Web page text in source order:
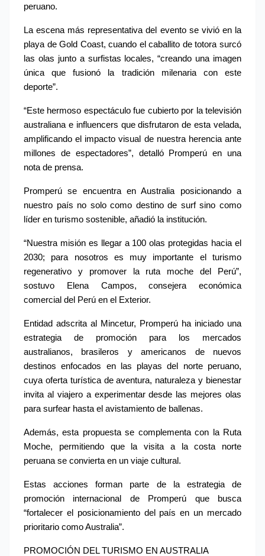
peruano.
La escena más representativa del evento se vivió en la
playa de Gold Coast, cuando el caballito de totora surcó
las olas junto a surfistas locales, “creando una imagen
única que fusionó la tradición milenaria con este
deporte”.
“Este hermoso espectáculo fue cubierto por la televisión
australiana e influencers que disfrutaron de esta velada,
amplificando el impacto visual de nuestra herencia ante
millones de espectadores”, detalló Promperú en una
nota de prensa.
Promperú se encuentra en Australia posicionando a
nuestro país no solo como destino de surf sino como
líder en turismo sostenible, añadió la institución.
“Nuestra misión es llegar a 100 olas protegidas hacia el
2030; para nosotros es muy importante el turismo
regenerativo y promover la ruta moche del Perú”,
sostuvo Elena Campos, consejera económica
comercial del Perú en el Exterior.
Entidad adscrita al Mincetur, Promperú ha iniciado una
estrategia de promoción para los mercados
australianos, brasileros y americanos de nuevos
destinos enfocados en las playas del norte peruano,
cuya oferta turística de aventura, naturaleza y bienestar
invita al viajero a experimentar desde las mejores olas
para surfear hasta el avistamiento de ballenas.
Además, esta propuesta se complementa con la Ruta
Moche, permitiendo que la visita a la costa norte
peruana se convierta en un viaje cultural.
Estas acciones forman parte de la estrategia de
promoción internacional de Promperú que busca
“fortalecer el posicionamiento del país en un mercado
prioritario como Australia”.
PROMOCIÓN DEL TURISMO EN AUSTRALIA